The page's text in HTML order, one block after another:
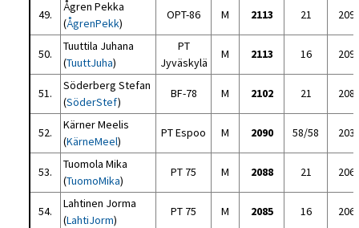
49.
Ågren Pekka
(ÅgrenPekk)
OPT-86 M 2113 21
50.
Tuuttila Juhana
(TuuttJuha)
PT
Jyväskylä
M 2113 16
51.
Söderberg Stefan
(SöderStef)
BF-78 M 2102 21
52.
Kärner Meelis
(KärneMeel)
PT Espoo M 2090 58/58
53.
Tuomola Mika
(TuomoMika)
PT 75 M 2088 21
54.
Lahtinen Jorma
(LahtiJorm)
PT 75 M 2085 16